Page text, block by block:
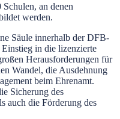
an denen
werden.
Säule innerhalb der DFB-
in die lizenzierte
Herausforderungen für
Wandel, die Ausdehnung
beim Ehrenamt.
Sicherung des
auch die Förderung des